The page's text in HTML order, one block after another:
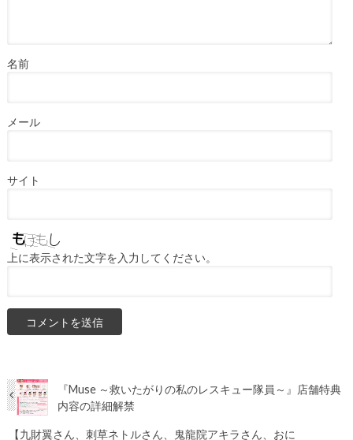
名前
メール
サイト
上に表示された文字を入力してください。
『Muse ～救いたがりの私のレスキュー隊員～』店舗特典
内容の詳細解禁
【九財翼さん、刺草ネトルさん、鬼龍院アキラさん、おに